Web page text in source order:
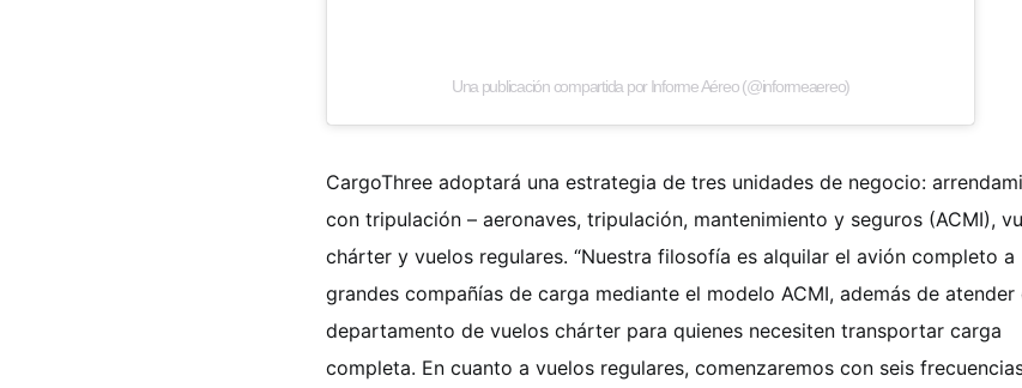
Una publicación compartida por Informe Aéreo (@informeaereo)
CargoThree adoptará una estrategia de tres unidades de negocio:
con tripulación – aeronaves, tripulación, mantenimiento y seguros (ACMI),
chárter y vuelos regulares. “Nuestra filosofía es alquilar el avión completo a
grandes compañías de carga mediante el modelo ACMI, además de atender
departamento de vuelos chárter para quienes necesiten transportar carga
completa. En cuanto a vuelos regulares, comenzaremos con seis